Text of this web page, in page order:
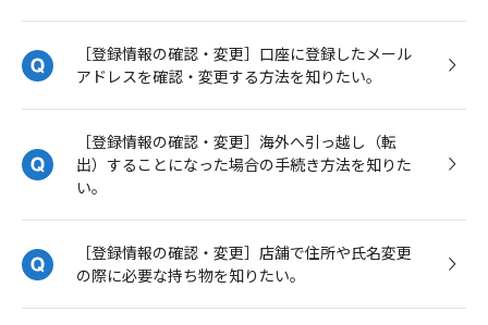
［登録情報の確認・変更］口座に登録したメール
アドレスを確認・変更する方法を知りたい。
［登録情報の確認・変更］海外へ引っ越し（転
出）することになった場合の手続き方法を知りた
い。
［登録情報の確認・変更］店舗で住所や氏名変更
の際に必要な持ち物を知りたい。